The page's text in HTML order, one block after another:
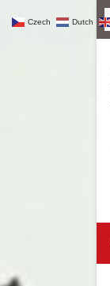
Czech Dutch